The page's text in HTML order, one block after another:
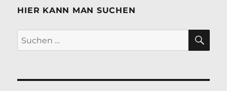
HIER KANN MAN SUCHEN
Suchen
nach: